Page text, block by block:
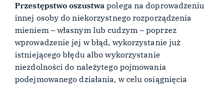
Przestępstwo oszustwa polega na doprowadzeniu
innej osoby do niekorzystnego rozporządzenia
mieniem – własnym lub cudzym – poprzez
wprowadzenie jej w błąd, wykorzystanie już
istniejącego błędu albo wykorzystanie
niezdolności do należytego pojmowania
podejmowanego działania, w celu osiągnięcia